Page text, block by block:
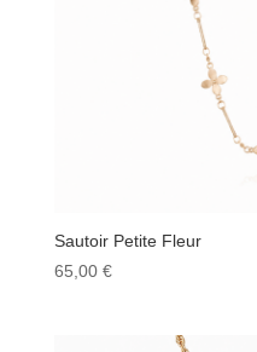
Sautoir Petite Fleur
65,00 €